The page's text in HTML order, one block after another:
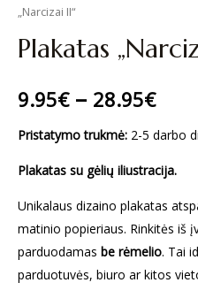
„Narcizai II“
Plakatas
9.95€– 28.95€
Pristatymo trukmė: 2-5 darbo
Plakatas su gėlių iliustracija.
Unikalaus dizaino plakatas
matinio popieriaus. Rinkitės iš
parduodamas be rėmelio. Tai
parduotuvės, biuro ar kitos